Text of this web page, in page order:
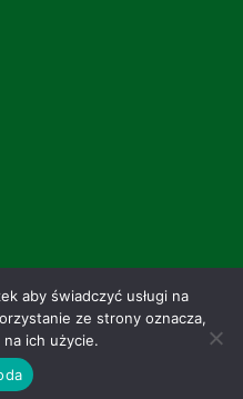
w Nysie
aby świadczyć usługi na
ze strony oznacza,
ich użycie.